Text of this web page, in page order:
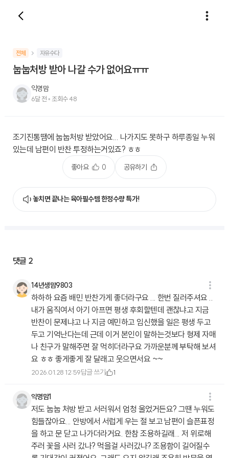
전체 자유수다
눕눕처방 받아 나갈 수가 없어요ㅠㅠ
익명맘
6달 전 • 조회수48
조기진통땜에 눕눕처방 받았어요... 나가지도 못하구 하루종일 누워
있는데 남편이 반찬 투정하는거있죠? ㅎㅎ
좋아요 0 공유하기
놓치면 끝나는 육아필수템 한정수량 특가!
댓글 2
14년생맘9803
하하하 요즘 배민 반찬가게 좋더라구요 ... 한번 질러주셔요 ..
내가 움직여서 아기 아프면 평생 후회할텐데 괜찮냐고 지금
반찬이 문제냐고 나 지금 예민하고 임신했을 일은 평생 두고
두고 기억난다는데 근데 이거 본인이 말하는것보다 형제 자매
나 친구가 말해주면 잘 먹히더라구요 가까운분께 부탁해 보셔
요 ㅎㅎ 좋게좋게 잘 달래고 웃으면서요 ~~
2026.01.28 12:59답글 쓰기 1
익명맘1
저도 눕눕 처방 받고 서러워서 엄청 울었거든요? 그땐 누워도
힘들잖아요... 안방에서 서럽게 우는 절 보고 남편이 슬픈표정
을 하고 문 닫고 나가더라거요. 한참 조용하길래... 저 위로해
주러 꽃을 사러 갔나? 먹을걸 사러갔나? 조용함이 길어질수